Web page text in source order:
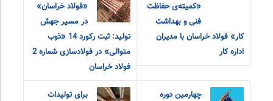
«کمیته‌ی حفاظت
فنی و بهداشت
کار» فولاد خراسان با مدیران
اداره کار
«فولاد خراسان»
در مسیر جهش
تولید: ثبت رکورد 14 «ذوب
متوالی» در فولادسازی شماره 2
فولاد خراسان
چهارمین دوره
برای تولیدات